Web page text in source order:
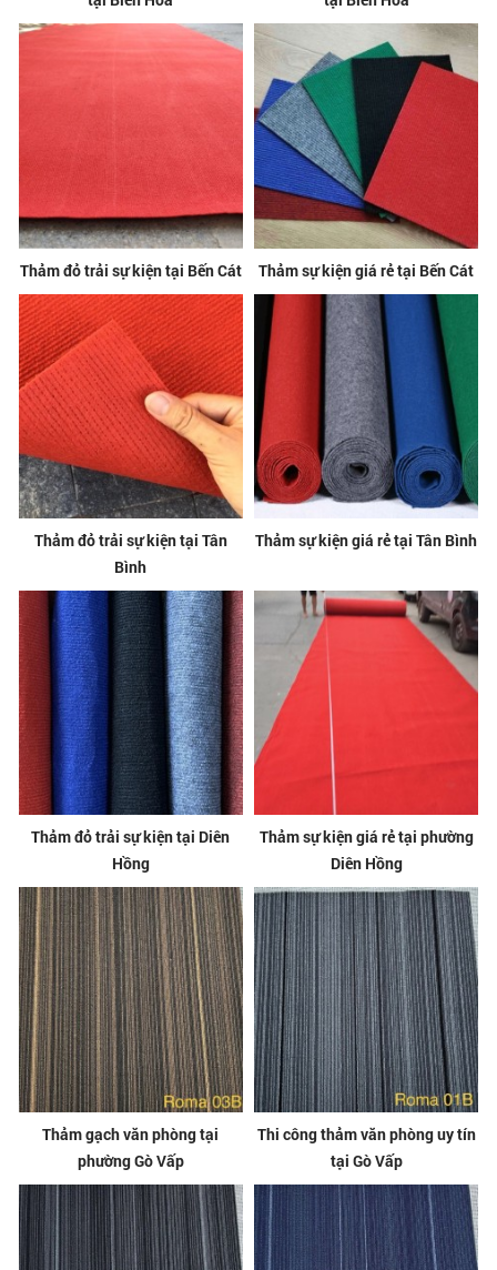
Thảm đỏ trải sự kiện tại Bến Cát Thảm sự kiện giá rẻ tại Bến Cát
Thảm đỏ trải sự kiện tại Tân
Bình
Thảm sự kiện giá rẻ tại Tân Bình
Thảm đỏ trải sự kiện tại Diên
Hồng
Thảm sự kiện giá rẻ tại phường
Diên Hồng
Thảm gạch văn phòng tại
phường Gò Vấp
Thi công thảm văn phòng uy tín
tại Gò Vấp